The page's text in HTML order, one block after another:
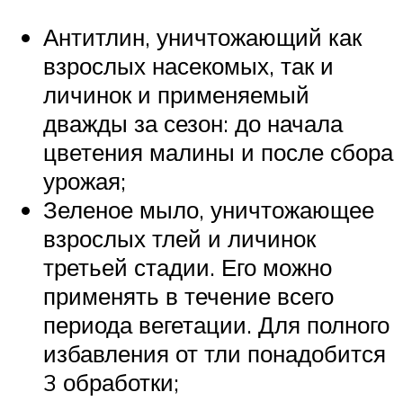
Антитлин, уничтожающий как
взрослых насекомых, так и
личинок и применяемый
дважды за сезон: до начала
цветения малины и после сбора
урожая;
Зеленое мыло, уничтожающее
взрослых тлей и личинок
третьей стадии. Его можно
применять в течение всего
периода вегетации. Для полного
избавления от тли понадобится
3 обработки;